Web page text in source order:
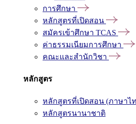
การศึกษา
หลักสูตรที่เปิดสอน
สมัครเข้าศึกษา TCAS
ค่าธรรมเนียมการศึกษา
คณะและสำนักวิชา
หลักสูตร
หลักสูตรที่เปิดสอน (ภาษาไ
หลักสูตรนานาชาติ